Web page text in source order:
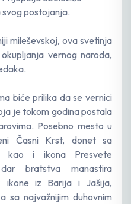
svog postojanja.
mileševskoj, ova svetinja
vernog naroda,
biće prilika da se vernici
je tokom godina postala
Posebno mesto u
Časni Krst, donet sa
kao i ikona Presvete
bratstva manastira
ikone iz Barija i Jašija,
sa najvažnijim duhovnim